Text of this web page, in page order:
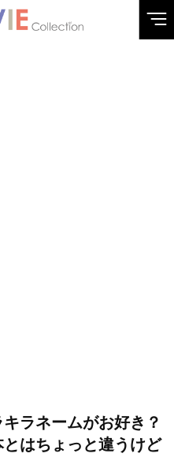
ラネームがお好き？
はちょっと違うけど